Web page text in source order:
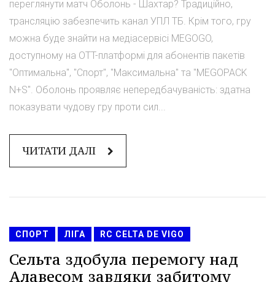
переглянути матч Оболонь - Шахтар? Традиційно,
трансляцію забезпечить канал УПЛ ТБ. Крім того, гру
можна буде знайти на медіасервісі MEGOGO,
доступному на OTT-платформі для абонентів пакетів
"Оптимальна", "Спорт", "Максимальна" та "MEGOPACK
N+S". Оболонь проявляє непередбачуваність: здатна
показувати чудову гру проти сил...
ЧИТАТИ ДАЛІ
СПОРТ ЛІГА RC CELTA DE VIGO
Сельта здобула перемогу над
Алавесом завдяки забитому